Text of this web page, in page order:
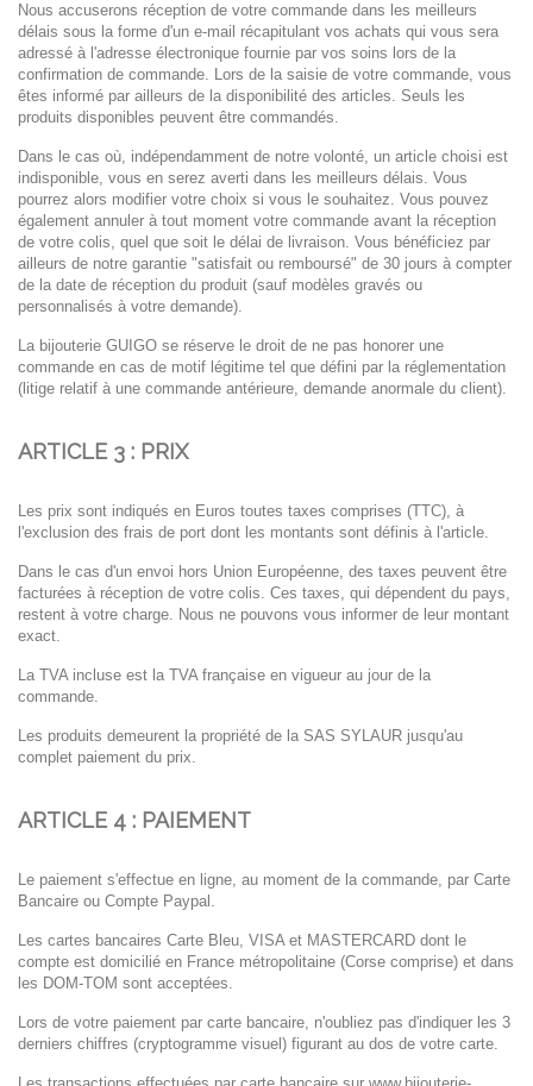
Nous accuserons réception de votre commande dans les meilleurs
délais sous la forme d'un e-mail récapitulant vos achats qui vous sera
adressé à l'adresse électronique fournie par vos soins lors de la
confirmation de commande. Lors de la saisie de votre commande, vous
êtes informé par ailleurs de la disponibilité des articles. Seuls les
produits disponibles peuvent être commandés.
Dans le cas où, indépendamment de notre volonté, un article choisi est
indisponible, vous en serez averti dans les meilleurs délais. Vous
pourrez alors modifier votre choix si vous le souhaitez. Vous pouvez
également annuler à tout moment votre commande avant la réception
de votre colis, quel que soit le délai de livraison. Vous bénéficiez par
ailleurs de notre garantie "satisfait ou remboursé" de 30 jours à compter
de la date de réception du produit (sauf modèles gravés ou
personnalisés à votre demande).
La bijouterie GUIGO se réserve le droit de ne pas honorer une
commande en cas de motif légitime tel que défini par la réglementation
(litige relatif à une commande antérieure, demande anormale du client).
ARTICLE 3 : PRIX
Les prix sont indiqués en Euros toutes taxes comprises (TTC), à
l'exclusion des frais de port dont les montants sont définis à l'article.
Dans le cas d'un envoi hors Union Européenne, des taxes peuvent être
facturées à réception de votre colis. Ces taxes, qui dépendent du pays,
restent à votre charge. Nous ne pouvons vous informer de leur montant
exact.
La TVA incluse est la TVA française en vigueur au jour de la
commande.
Les produits demeurent la propriété de la SAS SYLAUR jusqu'au
complet paiement du prix.
ARTICLE 4 : PAIEMENT
Le paiement s'effectue en ligne, au moment de la commande, par Carte
Bancaire ou Compte Paypal.
Les cartes bancaires Carte Bleu, VISA et MASTERCARD dont le
compte est domicilié en France métropolitaine (Corse comprise) et dans
les DOM-TOM sont acceptées.
Lors de votre paiement par carte bancaire, n'oubliez pas d'indiquer les 3
derniers chiffres (cryptogramme visuel) figurant au dos de votre carte.